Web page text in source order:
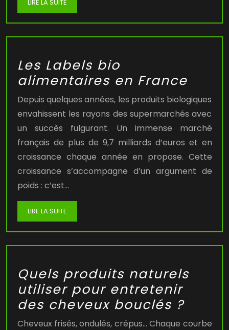
LIRE LA SUITE
Les Labels bio
alimentaires en France
Depuis quelques années, les produits biologiques
envahissent les rayons des supermarchés avec
un succès fulgurant. Un immense marché
français de plus de 9,7 milliards d’euros et en
croissance chaque année en propose. Cette
croissance s’accompagne d’un argument de
poids : c’est…
LIRE LA SUITE
Quels produits naturels
utiliser pour entretenir
des cheveux bouclés ?
Cheveux frisés, ondulés, crépus… Chaque courbe